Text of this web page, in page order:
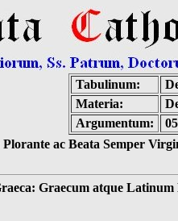
Tabulinum:
Materia:
Argumentum:
ac Beata Semper
atque Latinum